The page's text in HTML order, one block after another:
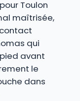
Toulon
maîtrisée,
qui
avant
le
dans